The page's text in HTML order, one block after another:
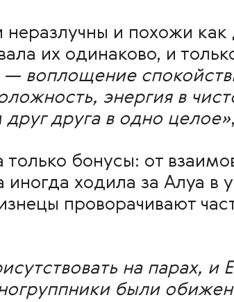
неразлучны и похожи
их одинаково, и
воплощение
энергия в
друга в одно целое»
бонусы: от
ходила за Алуа в
проворачивают
на парах,
были